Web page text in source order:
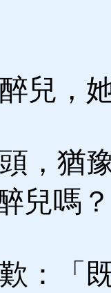
兒，
，猶
兒嗎
：「